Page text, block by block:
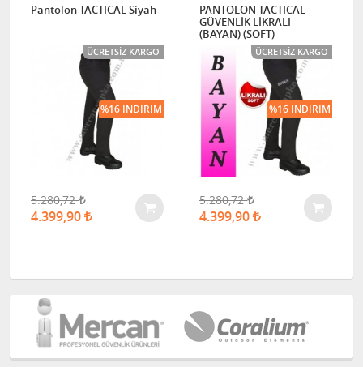
Pantolon TACTICAL Siyah
ÜCRETSIZ KARGO
5.280,72
4.399,90
%16 İNDIRIM
PANTOLON TACTICAL
GÜVENLİK LİKRALI
(BAYAN) (SOFT)
ÜCRETSIZ KARGO
5.280,72
4.399,90
%16 İNDIRIM